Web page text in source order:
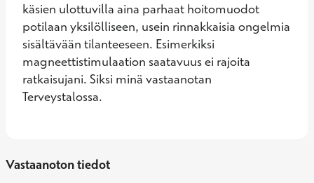
käsien ulottuvilla aina parhaat hoitomuodot
potilaan yksilölliseen, usein rinnakkaisia ongelmia
sisältävään tilanteeseen. Esimerkiksi
magneettistimulaation saatavuus ei rajoita
ratkaisujani. Siksi minä vastaanotan
Terveystalossa.
Vastaanoton tiedot